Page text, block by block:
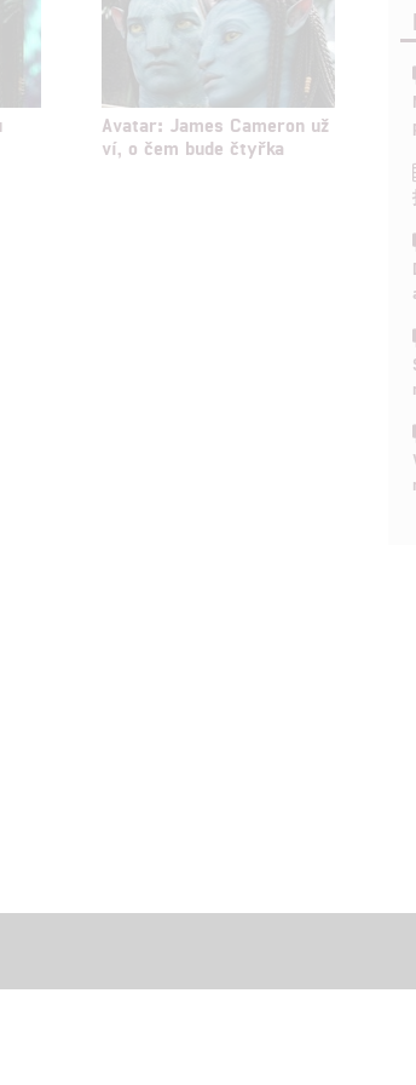
Avatar: James Cameron už
ví, o čem bude čtyřka
funkcemi zde uvedenými dáváte nám i našim
předcházení a zjišťování podvodů a
a obsahu